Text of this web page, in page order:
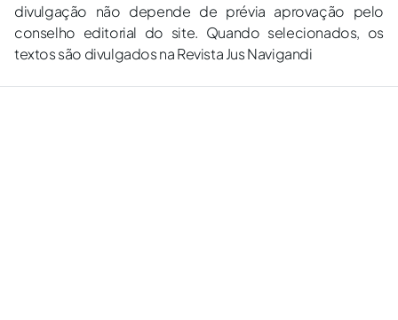
divulgação não depende de prévia aprovação pelo
conselho editorial do site. Quando selecionados, os
textos são divulgados na Revista Jus Navigandi